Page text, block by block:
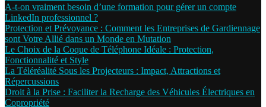
A-t-on vraiment besoin d’une formation pour gérer un compte
LinkedIn professionnel ?
Protection et Prévoyance : Comment les Entreprises de Gardiennage
sont Votre Allié dans un Monde en Mutation
Le Choix de la Coque de Téléphone Idéale : Protection,
Fonctionnalité et Style
La Téléréalité Sous les Projecteurs : Impact, Attractions et
Répercussions
Droit à la Prise : Faciliter la Recharge des Véhicules Électriques en
Copropriété